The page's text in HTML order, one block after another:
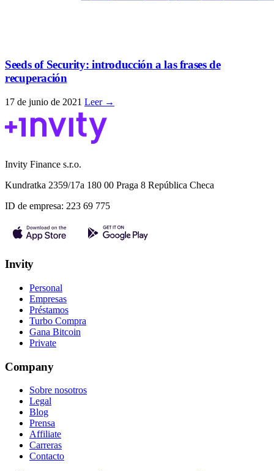
Seeds of Security: introducción a las frases de
recuperación
17 de junio de 2021 Leer →
Invity Finance s.r.o.
Kundratka 2359/17a 180 00 Praga 8 República Checa
ID de empresa: 223 69 775
Invity
Personal
Empresas
Préstamos
Turbo Compra
Gana Bitcoin
Private
Company
Sobre nosotros
Legal
Blog
Prensa
Affiliate
Carreras
Contacto